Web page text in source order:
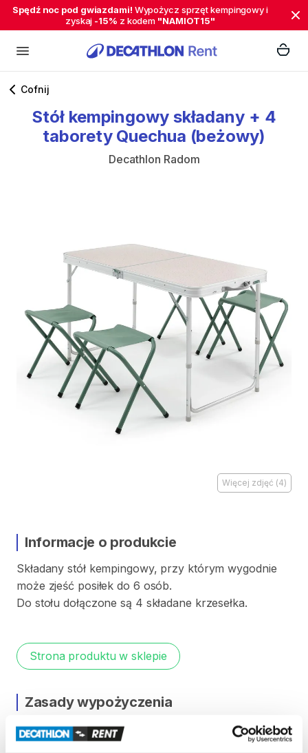
Spędź noc pod gwiazdami! Wypożycz sprzęt kempingowy i
zyskaj -15% z kodem "NAMIOT15"
Cofnij
Stół kempingowy składany + 4
taborety Quechua (beżowy)
Decathlon Radom
Więcej zdjęć (4)
Informacje o produkcie
Składany stół kempingowy​,​ przy którym wygodnie
może zjeść posiłek do 6 osób.
Do stołu dołączone są 4 składane krzesełka.
Strona produktu w sklepie
Zasady wypożyczenia
REGULAMIN